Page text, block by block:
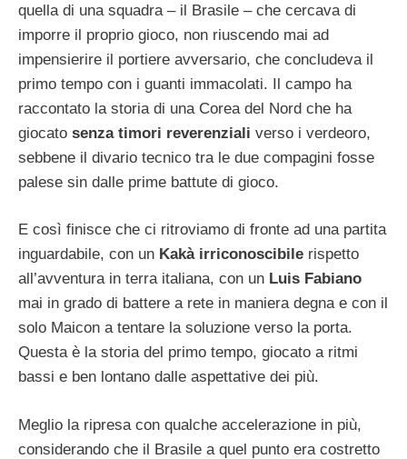
quella di una squadra – il Brasile – che cercava di
imporre il proprio gioco, non riuscendo mai ad
impensierire il portiere avversario, che concludeva il
primo tempo con i guanti immacolati. Il campo ha
raccontato la storia di una Corea del Nord che ha
giocato senza timori reverenziali verso i verdeoro,
sebbene il divario tecnico tra le due compagini fosse
palese sin dalle prime battute di gioco.
E così finisce che ci ritroviamo di fronte ad una partita
inguardabile, con un Kakà irriconoscibile rispetto
all’avventura in terra italiana, con un Luis Fabiano
mai in grado di battere a rete in maniera degna e con il
solo Maicon a tentare la soluzione verso la porta.
Questa è la storia del primo tempo, giocato a ritmi
bassi e ben lontano dalle aspettative dei più.
Meglio la ripresa con qualche accelerazione in più,
considerando che il Brasile a quel punto era costretto